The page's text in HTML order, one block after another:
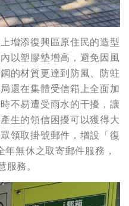
增添復興區原住民的造型
以塑膠墊增高，避免因風
的材質更達到防風、防蛀
還在集體受信箱上全面加
不易遭受雨水的干擾，讓
生的領信困擾可以獲得大
領取掛號郵件，增設「復
無休之取寄郵件服務，
務。